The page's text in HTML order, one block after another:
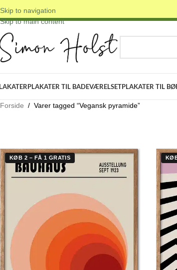
Skip to navigation
Skip to main content
ORIGINALE DESIGNS
PLAKATER TIL BADEVÆRELSETPLAKATER TIL
Forside / Varer tagged “Vegansk pyramide”
KØB 2 – FÅ 1 GRATIS